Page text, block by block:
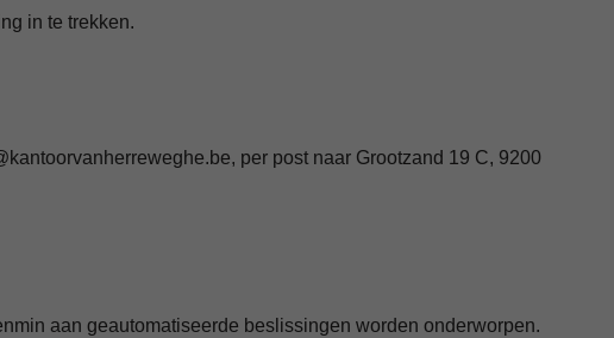
in te trekken.
per post naar Grootzand 19 C, 9200
aan geautomatiseerde beslissingen worden onderworpen.